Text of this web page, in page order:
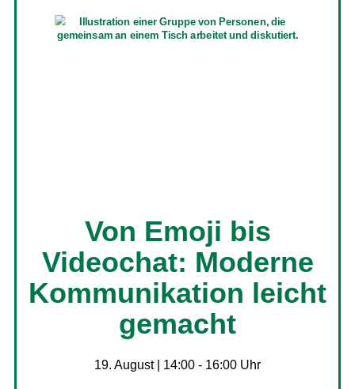
Von Emoji bis
Videochat: Moderne
Kommunikation leicht
gemacht
19. August | 14:00 - 16:00